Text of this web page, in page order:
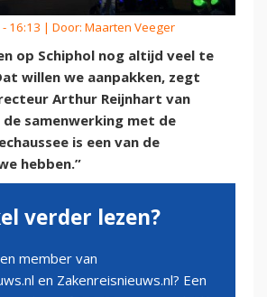
16:13 | Door: Maarten Veeger
op Schiphol nog altijd veel te
willen we aanpakken, zegt
Arthur Reijnhart van
de samenwerking met de
is een van de
hebben.”
verder lezen?
member van
en Zakenreisnieuws.nl? Een